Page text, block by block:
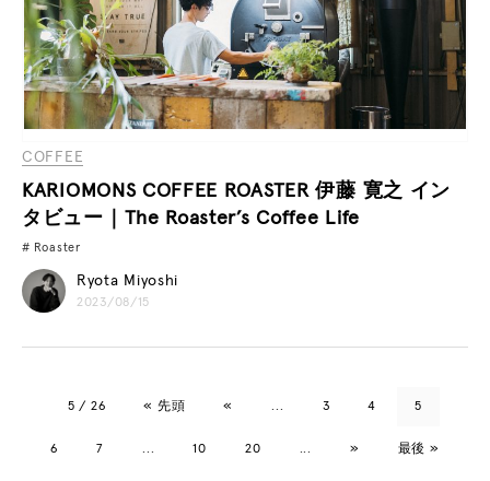
COFFEE
KARIOMONS COFFEE ROASTER 伊藤 寛之 イン
タビュー｜The Roaster’s Coffee Life
Roaster
Ryota Miyoshi
2023/08/15
5 / 26 « 先頭 « ... 3 4 5
6 7 ... 10 20 ... » 最後 »